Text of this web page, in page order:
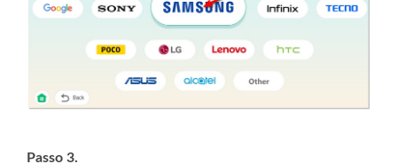
Passo 3.